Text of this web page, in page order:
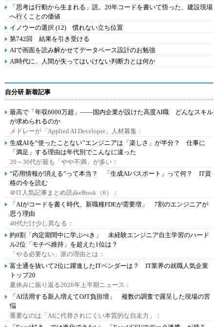
「思考は行動から生まれる」説。20年コードを書いて悟った、建設現場
へ行くことの価値
イノウーの選択 (12) 慣れない立ち位置
第742回 結果を引き受ける
AIで画面を読み解かせてデータベース設計のお勉強
AI時代に、人間が失ってはいけない判断力とは何か
自分研 新着記事
最高で「年収6000万超」――国内企業が設けた高度AI職 どんなスキル
が求められるのか
メドレーが「Applied AI Developer」人材募集：
生成AIを“使ったことない”エンジニアは「楽しさ」が半分？ 仕事に
「満足」する理由は年代別でこんなに違った
20～30代が最も「やや不満」が多い：
“応用情報が消える”って本当？ 「生成AIパスポート」って何？ IT資
格の今を読む
＠IT人気記事まとめ読みeBook（6）：
「AIがコードを書く時代、新職種FDEが需要増」 7割のエンジニアが
思う理由
40代だけ少し異なる：
約8割「内定期間中に学ぶべき」 未経験エンジニア自主学習のハード
ル2位「モチベ維持」を超えた1位は？
「やる必要ない」派の理由とは：
富士通を抜いて2位に躍進したITベンダーは？ IT業界の就職人気企業
トップ20
夏休みに振り返る2026年上半期ニュース：
「AI活用する新人増えてOJT負担増」 複数の調査で露呈した現場の苦
悩
重要なのは「AIに代替されにくい本質的な自走力」：